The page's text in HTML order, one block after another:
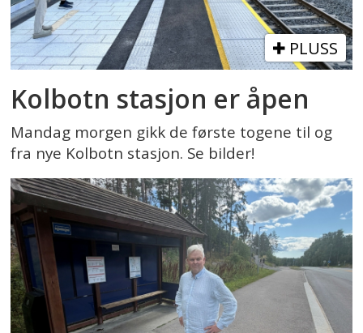
PLUSS
Kolbotn stasjon er åpen
Mandag morgen gikk de første togene til og
fra nye Kolbotn stasjon. Se bilder!